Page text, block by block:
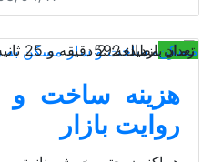
مسکن
زمان مطالعه: 2 دقیقه و 25 ثانیه
تعداد بازدید: 592
هزینه ساخت
روایت بازار